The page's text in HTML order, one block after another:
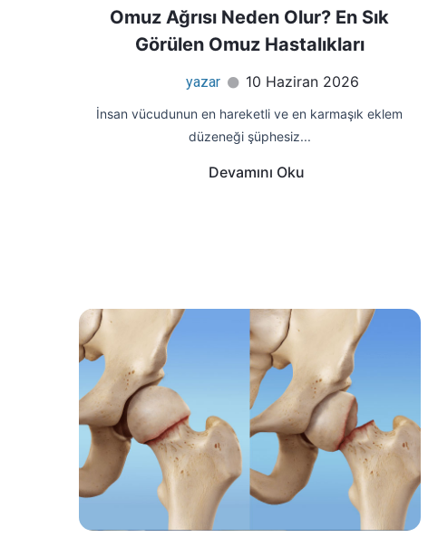
Omuz Ağrısı Neden Olur? En Sık
Görülen Omuz Hastalıkları
yazar 10 Haziran 2026
İnsan vücudunun en hareketli ve en karmaşık eklem
düzeneği şüphesiz...
Devamını Oku